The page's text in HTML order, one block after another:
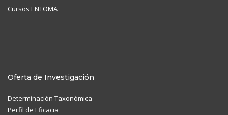
Cursos ENTOMA
Oferta de Investigación
Determinación Taxonómica
Perfil de Eficacia